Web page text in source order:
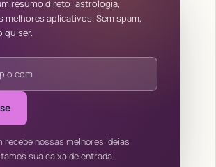
resumo direto: astrologia,
melhores aplicativos. Sem spam,
quiser.
recebe nossas melhores ideias
sua caixa de entrada.